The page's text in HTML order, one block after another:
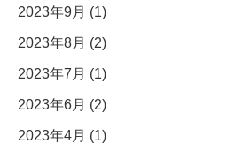
2023年9月 (1)
2023年8月 (2)
2023年7月 (1)
2023年6月 (2)
2023年4月 (1)